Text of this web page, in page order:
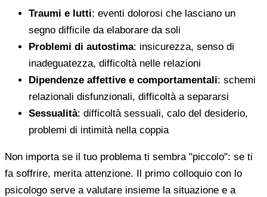
Traumi e lutti: eventi dolorosi che lasciano un
segno difficile da elaborare da soli
Problemi di autostima: insicurezza, senso di
inadeguatezza, difficoltà nelle relazioni
Dipendenze affettive e comportamentali: schemi
relazionali disfunzionali, difficoltà a separarsi
Sessualità: difficoltà sessuali, calo del desiderio,
problemi di intimità nella coppia
Non importa se il tuo problema ti sembra "piccolo": se ti
fa soffrire, merita attenzione. Il primo colloquio con lo
psicologo serve a valutare insieme la situazione e a